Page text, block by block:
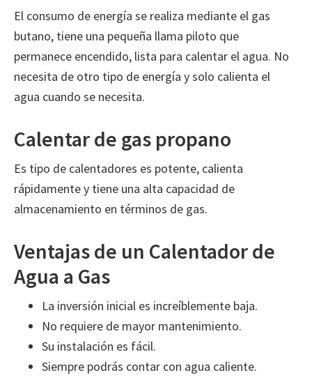
El consumo de energía se realiza mediante el gas
butano, tiene una pequeña llama piloto que
permanece encendido, lista para calentar el agua. No
necesita de otro tipo de energía y solo calienta el
agua cuando se necesita.
Calentar de gas propano
Es tipo de calentadores es potente, calienta
rápidamente y tiene una alta capacidad de
almacenamiento en términos de gas.
Ventajas de un Calentador de
Agua a Gas
La inversión inicial es increíblemente baja.
No requiere de mayor mantenimiento.
Su instalación es fácil.
Siempre podrás contar con agua caliente.